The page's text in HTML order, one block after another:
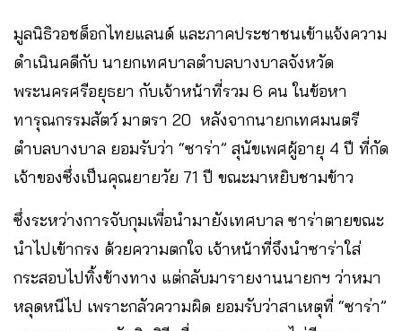
มูลนิธิวอชด็อกไทยแลนด์ และภาคประชาชนเข้าแจ้งความ
ดำเนินคดีกับ นายกเทศบาลตำบลบางบาลจังหวัด
พระนครศรีอยุธยา กับเจ้าหน้าที่รวม 6 คน ในข้อหา
ทารุณกรรมสัตว์ มาตรา 20 หลังจากนายกเทศมนตรี
ตำบลบางบาล ยอมรับว่า “ซาร่า” สุนัขเพศผู้อายุ 4 ปี ที่กัด
เจ้าของซึ่งเป็นคุณยายวัย 71 ปี ขณะมาหยิบชามข้าว
ซึ่งระหว่างการจับกุมเพื่อนำมายังเทศบาล ซาร่าตายขณะ
นำไปเข้ากรง ด้วยความตกใจ เจ้าหน้าที่จึงนำซาร่าใส่
กระสอบไปทิ้งข้างทาง แต่กลับมารายงานนายกฯ ว่าหมา
หลุดหนีไป เพราะกลัวความผิด ยอมรับว่าสาเหตุที่ “ซาร่า”